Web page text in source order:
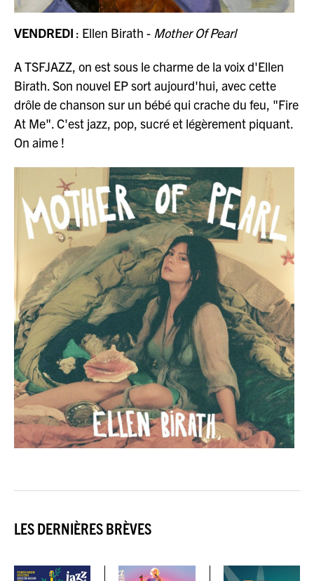
VENDREDI : Ellen Birath - Mother Of Pearl
A TSFJAZZ, on est sous le charme de la voix d'Ellen
Birath. Son nouvel EP sort aujourd'hui, avec cette
drôle de chanson sur un bébé qui crache du feu, "Fire
At Me". C'est jazz, pop, sucré et légèrement piquant.
On aime !
LES DERNIÈRES BRÈVES